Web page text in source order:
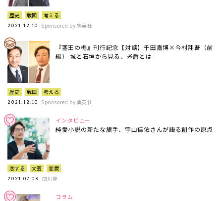
歴史 戦国 考える
2021.12.10 Sponsored by 集英社
『塞王の楯』刊行記念【対談】千田嘉博×今村翔吾（前
編） 城と石垣から見る、矛盾とは
歴史 戦国 考える
2021.12.10 Sponsored by 集英社
インタビュー
純愛小説の新たな旗手、宇山佳佑さんが語る創作の原点
恋する 文芸 恋愛
2021.07.08 関川隆
コラム